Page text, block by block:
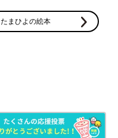
たまひよの絵本